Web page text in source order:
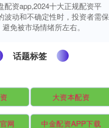
配资app,2024十大正规配资平
波动和不确定性时，投资者需保
免被市场情绪所左右。
话题标签
大资本配资
网 中金配资APP下载